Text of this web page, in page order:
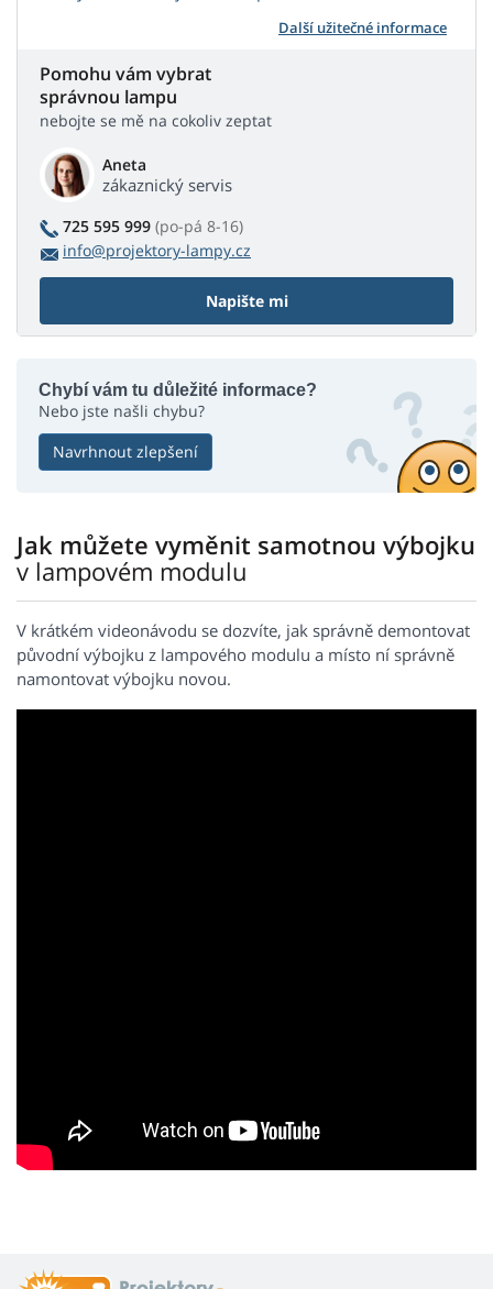
Další užitečné informace
Pomohu vám vybrat
správnou lampu
nebojte se mě na cokoliv zeptat
Aneta
zákaznický servis
725 595 999 (po-pá 8-16)
info@projektory-lampy.cz
Napište mi
Chybí vám tu důležité informace?
Nebo jste našli chybu?
Navrhnout zlepšení
Jak můžete vyměnit samotnou výbojku
v lampovém modulu
V krátkém videonávodu se dozvíte, jak správně demontovat
původní výbojku z lampového modulu a místo ní správně
namontovat výbojku novou.